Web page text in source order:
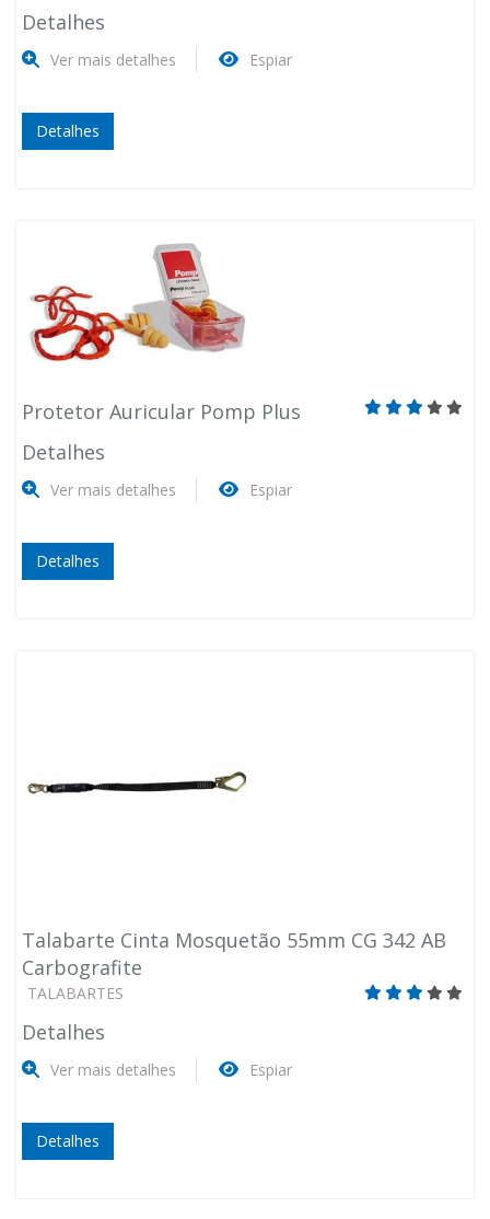
Detalhes
Ver mais detalhes Espiar
Detalhes
Protetor Auricular Pomp Plus
Detalhes
Ver mais detalhes Espiar
Detalhes
Talabarte Cinta Mosquetão 55mm CG 342 AB
Carbografite
TALABARTES
Detalhes
Ver mais detalhes Espiar
Detalhes